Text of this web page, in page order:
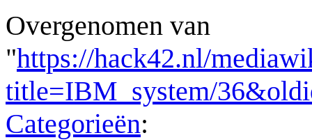
Overgenomen van
"https://hack42.nl/
title=IBM_system/
Categorieën: